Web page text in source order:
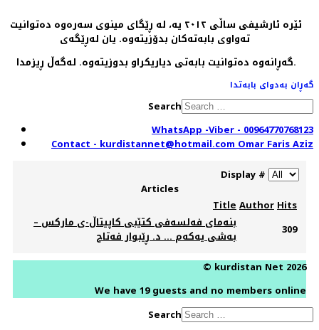
ئێرە ئارشیفی ساڵی ٢٠١٢ یە، لە ڕێگای مینوی سەرەوە دەتوانیت
تەواوی بابەتەکان بدۆزیتەوە. یان لەڕێگەی
گەڕانەوە دەتوانیت بابەتی دیاریکراو بدوزیتەوە. لەگەڵ ڕیزمدا.
گەڕان بەدوای بابەتدا
Search
WhatsApp -Viber - 00964770768123
Contact - kurdistannet@hotmail.com Omar Faris Aziz
Display #
Articles
TitleAuthorHits
بنەمای فەلسەفی کتێبی کاپیتاڵ-ی مارکس –
بەشی یەکەم ... د. ڕێبوار فەتاح
309
© kurdistan Net 2026
We have 19 guests and no members online
Search